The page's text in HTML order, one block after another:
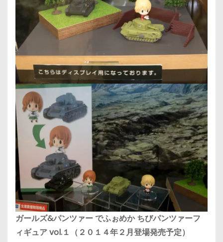
ガールズ&パンツァー でふぉめか ちびパンツァーフ
ィギュア vol.１（２０１４年２月登場発売予定）